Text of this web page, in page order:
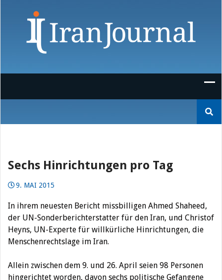
nach:
Sechs Hinrichtungen pro Tag
9. MAI 2015
In ihrem neuesten Bericht missbilligen Ahmed Shaheed,
der UN-Sonderberichterstatter für den Iran, und Christof
Heyns, UN-Experte für willkürliche Hinrichtungen, die
Menschenrechtslage im Iran.
Allein zwischen dem 9. und 26. April seien 98 Personen
hingerichtet worden, davon sechs politische Gefangene